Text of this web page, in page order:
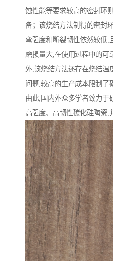
蚀性能等要求较高的密封环
备；该烧结方法制得的密封
弯强度和断裂韧性依然较低,
磨损量大,在使用过程中的可
外,该烧结方法还存在烧结
问题,较高的生产成本限制了
由此,国内外众多学者致力于
高强度、高韧性碳化硅陶瓷,